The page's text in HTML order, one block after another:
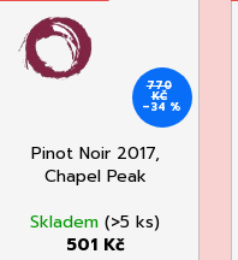
770
KČ
–34 %
Pinot Noir 2017,
Chapel Peak
Skladem(>5 ks)
501 Kč